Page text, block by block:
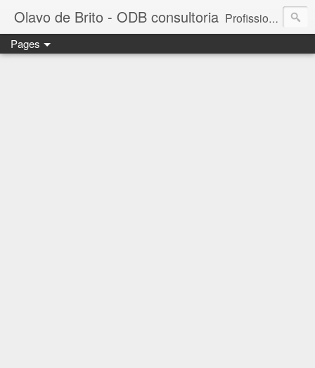
Olavo de Brito - ODB consultoria Profissional das áreas de Gestão de Pessoas e Marketing. Consultor de empresas, Instrutor de treinamentos corporativos e Palestrante. MBA em Gestão de Pessoas - FGV. Business Partner - INSPER. Diretor da ODB consultoria e treinamento. - falecom@odbconsultoria.com - 11 4372.5907 - www.odbconsultoria.com
Pages